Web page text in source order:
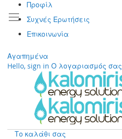
Προφίλ
Συχνές Ερωτήσεις
Επικοινωνία
Αγαπημένα
Hello, sign in Ο λογαριασμός σας
Το καλάθι σας